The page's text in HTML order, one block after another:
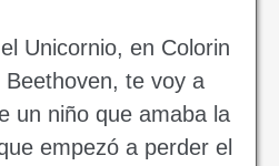
Unicornio, en Colorin
te voy a
un niño que amaba la
empezó a perder el